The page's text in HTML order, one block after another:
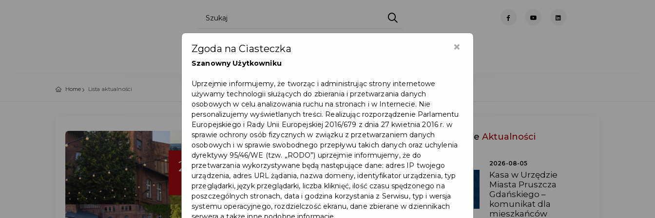
Home Lista aktualności
27
cze
Dzień Historii w Cukrotece
#DAWNYPRUSZCZ
#KULTURA
Już 7 lipca 2024 r. do Pruszcza
Ostatnie Aktualności
2026-08-05
Kasa w Urzędzie
Miasta Pruszcza
Gdańskiego –
komunikat dla
mieszkańców
×
Zgoda na Ciasteczka
Szanowny Użytkowniku
Uprzejmie informujemy, że tworząc i administrując strony internetowe
używamy technologii służących do zbierania i przetwarzania danych
osobowych w celu analizowania ruchu na stronach i w Internecie. Nie
personalizujemy wyświetlanych treści. Realizując rozporządzenie Parlamentu
Europejskiego i Rady Unii Europejskiej 2016/679 z dnia 27 kwietnia 2016 r. w
sprawie ochrony osób fizycznych w związku z przetwarzaniem danych
osobowych i w sprawie swobodnego przepływu takich danych oraz uchylenia
dyrektywy 95/46/WE (tzw. „RODO”) uprzejmie informujemy, że do
przetwarzania wykorzystywane będą następujące dane: adres IP twojego
urządzenia, adres URL żądania, nazwa domeny, identyfikator urządzenia, typ
przeglądarki, język przeglądarki, liczba kliknięć, ilość czasu spędzonego na
poszczególnych stronach, data i godzina korzystania z Serwisu, typ i wersja
systemu operacyjnego, rozdzielczość ekranu, dane zbierane w dziennikach